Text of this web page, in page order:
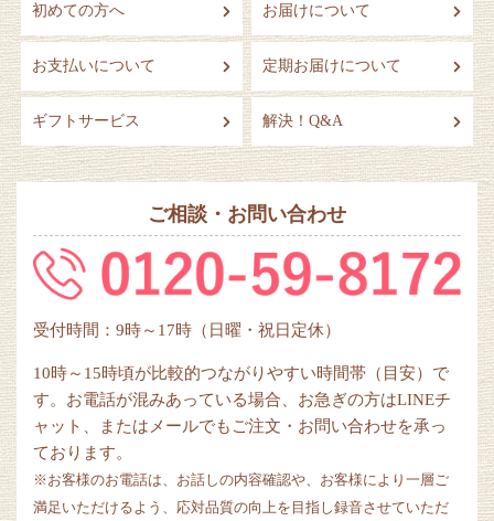
初めての方へ お届けについて
お支払いについて 定期お届けについて
ギフトサービス 解決！Q&A
ご相談・お問い合わせ
受付時間：9時～17時（日曜・祝日定休）
10時～15時頃が比較的つながりやすい時間帯（目安）で
す。お電話が混みあっている場合、お急ぎの方はLINEチ
ャット、またはメールでもご注文・お問い合わせを承っ
ております。
※お客様のお電話は、お話しの内容確認や、お客様により一層ご
満足いただけるよう、応対品質の向上を目指し録音させていただ